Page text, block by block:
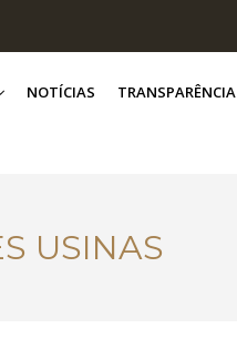
NOTÍCIAS TRANSPARÊNCIA
USINAS